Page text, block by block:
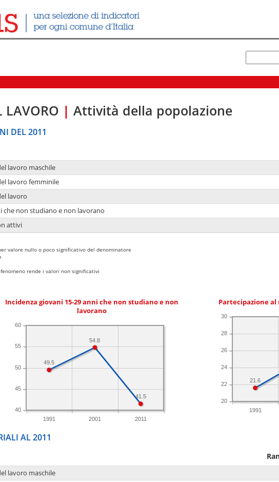
LAVORO | Attività della popolazione
DEL 2011
lavoro maschile
lavoro femminile
lavoro
che non studiano e non lavorano
attivi
valore nullo o poco significativo del denominatore
rende i valori non significativi
Incidenza giovani 15-29 anni che non studiano e non
lavorano
1991 2001 2011
40
45
50
55
60
41.5
54.8
49.5
Partecipazione
1991
20
22
24
26
28
30
21.6
AL 2011
lavoro maschile